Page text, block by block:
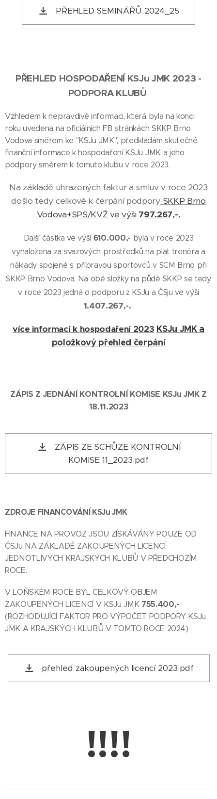
PŘEHLED SEMINÁŘŮ 2024_25
PŘEHLED HOSPODAŘENÍ KSJu JMK 2023 -
PODPORA KLUBŮ
Vzhledem k nepravdivé informaci, která byla na konci
roku uvedena na oficiálních FB stránkách SKKP Brno
Vodova směrem ke "KSJu JMK", předkládám skutečné
finanční informace k hospodaření KSJu JMK a jeho
podpory směrem k tomuto klubu v roce 2023.
Na základě uhrazených faktur a smluv v roce 2023
došlo tedy celkově k čerpání podporySKKP Brno
Vodova+SPS/KVŽ ve výši 797.267,-.
Další částka ve výší 610.000,- byla v roce 2023
vynaložena za svazových prostředků na plat trenéra a
náklady spojené s přípravou sportovců v SCM Brno při
SKKP Brno Vodova. Na obě složky na půdě SKKP se tedy
v roce 2023 jedná o podporu z KSJu a ČSju ve výši
1.407.267,-.
více informací k hospodaření 2023 KSJu JMK a
položkový přehled čerpání
ZÁPIS Z JEDNÁNÍ KONTROLNÍ KOMISE KSJu JMK Z
18.11.2023
ZÁPIS ZE SCHŮZE KONTROLNÍ
KOMISE 11_2023.pdf
ZDROJE FINANCOVÁNÍ KSJu JMK
FINANCE NA PROVOZ JSOU ZÍSKÁVÁNY POUZE OD
ČSJu NA ZÁKLADĚ ZAKOUPENÝCH LICENCÍ
JEDNOTLIVÝCH KRAJSKÝCH KLUBŮ V PŘEDCHOZÍM
ROCE.
V LOŇSKÉM ROCE BYL CELKOVÝ OBJEM
ZAKOUPENÝCH LICENCÍ V KSJu JMK 755.400,-.
(ROZHODUJÍCÍ FAKTOR PRO VÝPOČET PODPORY KSJu
JMK A KRAJSKÝCH KLUBŮ V TOMTO ROCE 2024)
přehled zakoupených licencí 2023.pdf
!!!!